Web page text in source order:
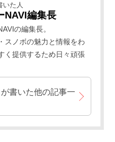
いた人
NAVI編集長
の編集長。
スノボの魅力と情報をわ
く提供するため日々頑張
が書いた他の記事一